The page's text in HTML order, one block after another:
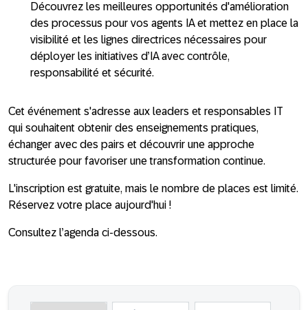
Découvrez les meilleures opportunités d'amélioration
des processus pour vos agents IA et mettez en place la
visibilité et les lignes directrices nécessaires pour
déployer les initiatives d’IA avec contrôle,
responsabilité et sécurité.
Cet événement s'adresse aux leaders et responsables IT
qui souhaitent obtenir des enseignements pratiques,
échanger avec des pairs et découvrir une approche
structurée pour favoriser une transformation continue.
L'inscription est gratuite, mais le nombre de places est limité.
Réservez votre place aujourd'hui !
Consultez l’agenda ci-dessous.